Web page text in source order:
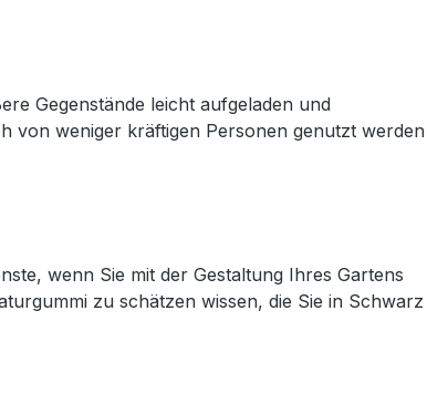
Gegenstände leicht aufgeladen und
von weniger kräftigen Personen genutzt werden
wenn Sie mit der Gestaltung Ihres Gartens
zu schätzen wissen, die Sie in Schwarz